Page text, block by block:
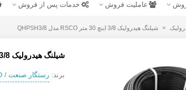
عاملیت فروش خدمات پس از فروش
> شیلنگ هیدرولیک 3/8 اینچ 30 متر RSCO مدل QHPSH3/8
شیلنگ هیدرولیک 3/8 اینچ 30 متر RSCO مدل QHPSH3/8
برند: رستگار صنعت / RSCO